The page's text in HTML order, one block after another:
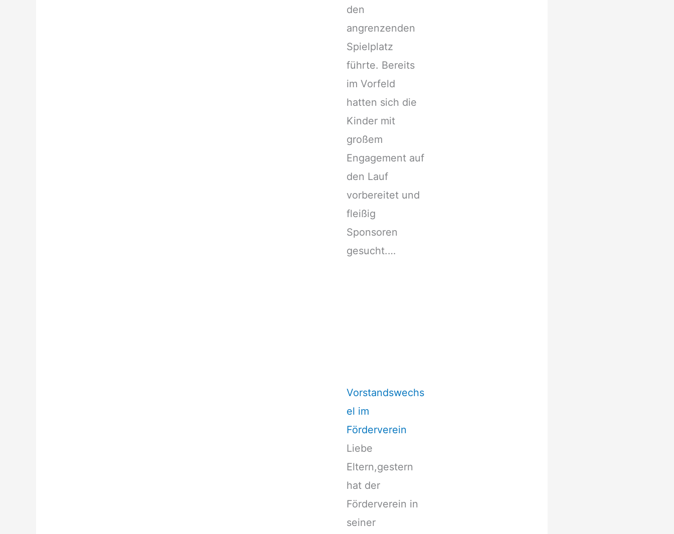
den
angrenzenden
Spielplatz
führte. Bereits
im Vorfeld
hatten sich die
Kinder mit
großem
Engagement auf
den Lauf
vorbereitet und
fleißig
Sponsoren
gesucht.…
Vorstandswechs
el im
Förderverein
Liebe
Eltern,gestern
hat der
Förderverein in
seiner